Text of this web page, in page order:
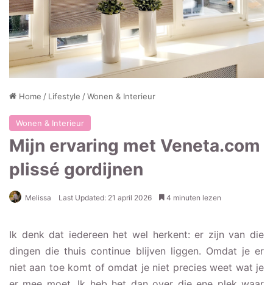
Home / Lifestyle /Wonen & Interieur
Wonen & Interieur
Mijn ervaring met Veneta.com
plissé gordijnen
Melissa Last Updated: 21 april 2026 4 minuten lezen
Veneta.com plissé
gordijnen
Veneta.com hulpmiddel
voor inmeten
Ik denk dat iedereen het wel herkent: er zijn van die
dingen die thuis continue blijven liggen. Omdat je er
niet aan toe komt of omdat je niet precies weet wat je